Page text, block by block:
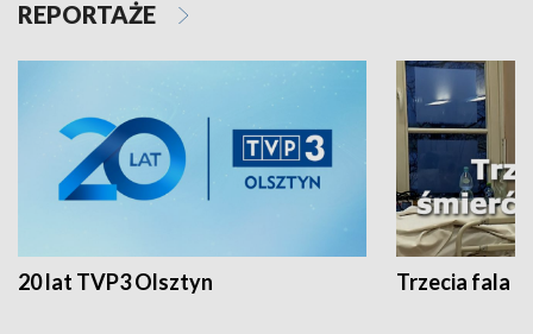
REPORTAŻE
20 lat TVP3 Olsztyn Trzecia fala -